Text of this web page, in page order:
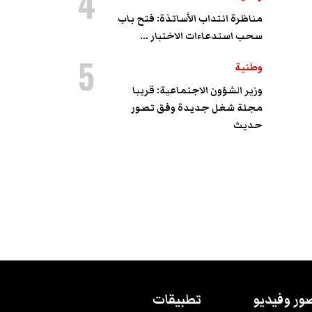
مناظرة انتداب الأساتذة: فتح باب
سحب استدعاءات الاختبار ...
وطنية
وزير الشؤون الاجتماعية: قريبا
مجلة شغل جديدة وفق تصور
حديث
5
وفيديو تطبيقات